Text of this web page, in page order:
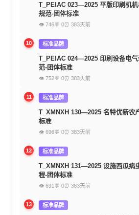
T_PEIAC 023—2025 平版印刷机
规范-团体标准
👁 746💬 0⏰ 383天前
10 标准品牌
T_PEIAC 024—2025 印刷设备电
范-团体标准
👁 752💬 0⏰ 383天前
11 标准品牌
T_XMNXH 130—2025 名特优新农
标准
👁 696💬 0⏰ 383天前
12 标准品牌
T_XMNXH 131—2025 设施西瓜病
程-团体标准
👁 691 💬 0⏰ 383天前
13 标准品牌